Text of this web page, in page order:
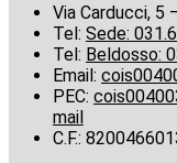
Via Carducci, 5
Tel: Sede:
Tel: Beldosso:
Email:
PEC:
mail
C.F.: